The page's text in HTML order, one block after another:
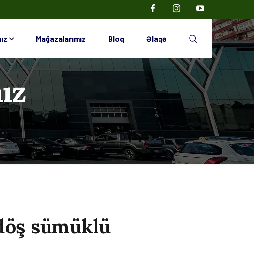
Mağazalarımız Bloq Əlaqə
sümüklü